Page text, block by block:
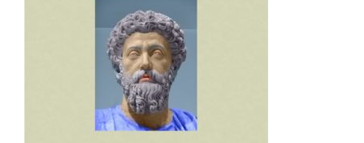
AJOUTER AU PANIER /